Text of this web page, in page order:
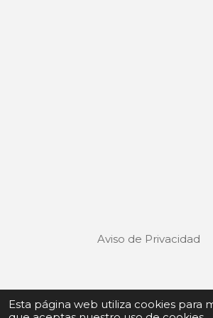
Esta página web utiliza cookies para
Aviso de Privacidad